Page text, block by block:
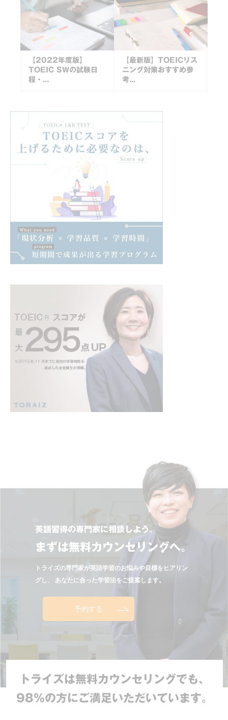
【2022年度版】
TOEIC SWの試験日
程・...
【最新版】TOEICリス
ニング対策おすすめ参
考...
英語習得の専門家に相談しよう。
まずは無料カウンセリングへ。
トライズの専門家が英語学習のお悩みや目標をヒアリン
グし、
あなたに合った学習法をご提案します。
予約する
トライズは無料カウンセリングでも、
98%の方にご満足いただいています。